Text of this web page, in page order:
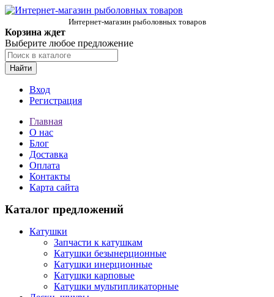
Интернет-магазин рыболовных товаров
Корзина ждет
Выберите любое предложение
Найти
Вход
Регистрация
Главная
О нас
Блог
Доставка
Оплата
Контакты
Карта сайта
Каталог предложений
Катушки
Запчасти к катушкам
Катушки безынерционные
Катушки инерционные
Катушки карповые
Катушки мультипликаторные